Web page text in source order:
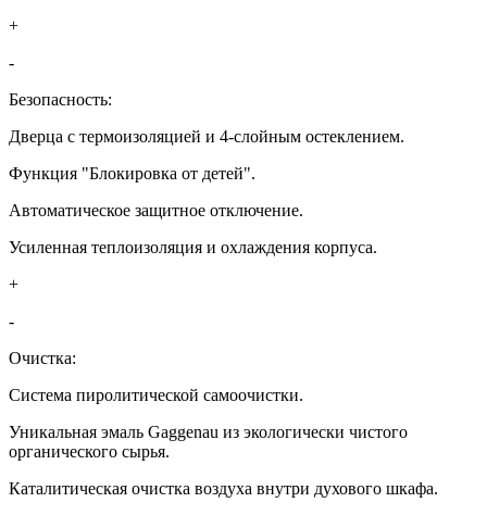
+
-
Безопасность:
Дверца с термоизоляцией и 4-слойным остеклением.
Функция "Блокировка от детей".
Автоматическое защитное отключение.
Усиленная теплоизоляция и охлаждения корпуса.
+
-
Очистка:
Система пиролитической самоочистки.
Уникальная эмаль Gaggenau из экологически чистого
органического сырья.
Каталитическая очистка воздуха внутри духового шкафа.